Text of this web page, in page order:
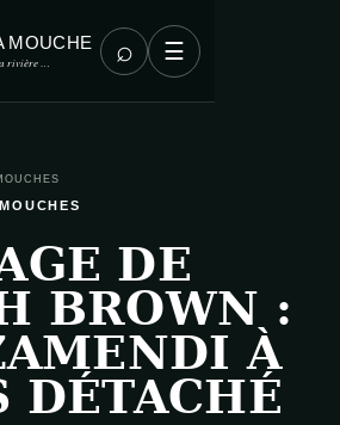
MOUCHE
rivière … ⌕ ☰
DE
BROWN :
À
DÉTACHÉ